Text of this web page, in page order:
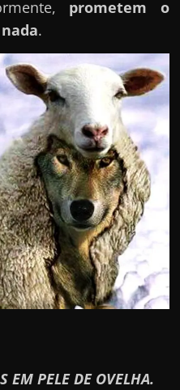
prometem o
.
EM PELE DE OVELHA.